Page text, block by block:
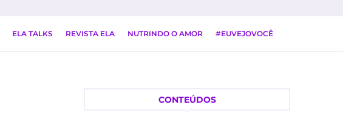
ELA TALKS REVISTA ELA NUTRINDO O AMOR #EUVEJOVOCÊ
CONTEÚDOS